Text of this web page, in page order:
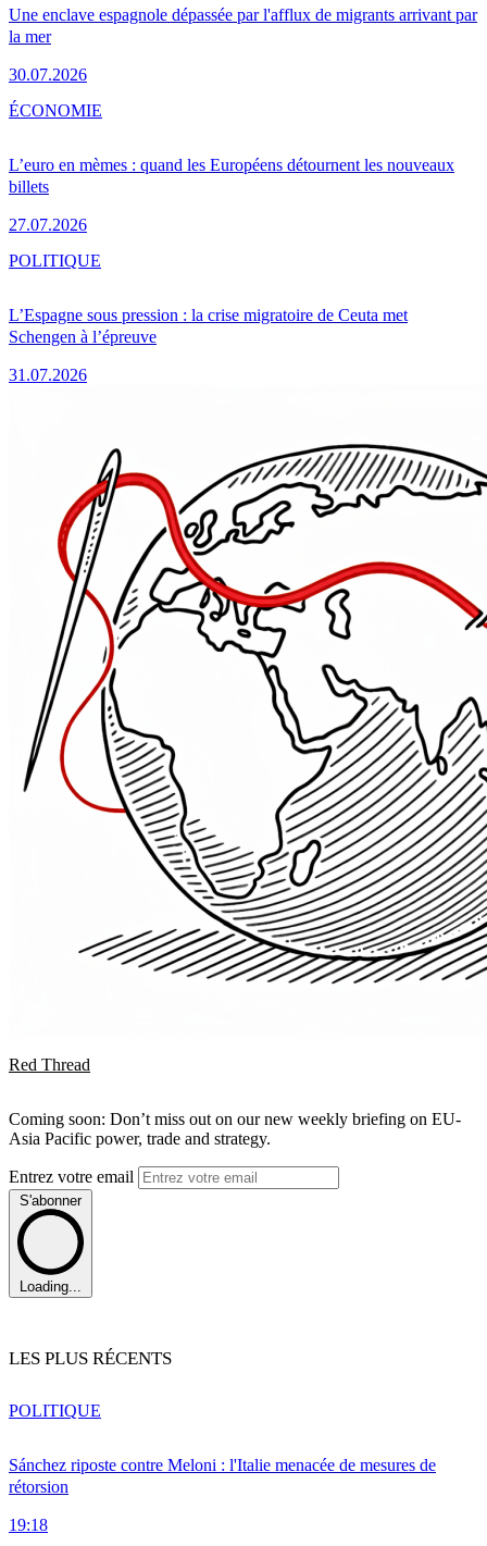
Une enclave espagnole dépassée par l'afflux de migrants arrivant par
la mer
30.07.2026
L’euro en mèmes : quand les Européens détournent les nouveaux
billets
27.07.2026
ÉCONOMIE
L’Espagne sous pression : la crise migratoire de Ceuta met
Schengen à l’épreuve
31.07.2026
POLITIQUE
Red Thread
Coming soon: Don’t miss out on our new weekly briefing on EU-
Asia Pacific power, trade and strategy.
Entrez votre email
S'abonner
Loading...
LES PLUS RÉCENTS
Sánchez riposte contre Meloni : l'Italie menacée de mesures de
rétorsion
19:18
POLITIQUE